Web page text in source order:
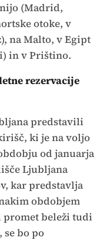
(Madrid,
otoke, v
na Malto, v Egipt
in v Prištino.
rezervacije
predstavili
ki je na voljo
od januarja
Ljubljana
kar predstavlja
obdobjem
beleži tudi
bo po